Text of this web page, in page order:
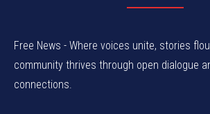
Free News - Where voices unite, stories
community thrives through open dialogue
connections.